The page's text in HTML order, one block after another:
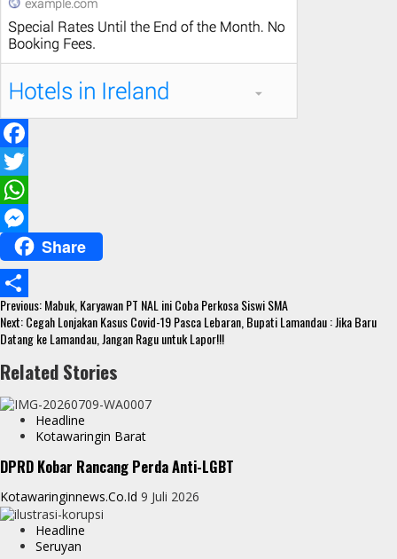
F
a
c
b
o
o
T
w
t
t
e
W
a
t
s
p
e
s
s
g
r
Share
S
h
a
r
Continue
Reading
Previous:Mabuk, Karyawan PT NAL ini Coba Perkosa Siswi SMA
Next:Cegah Lonjakan Kasus Covid-19 Pasca Lebaran, Bupati Lamandau : Jika Baru
Datang ke Lamandau, Jangan Ragu untuk Lapor!!!
Related Stories
Headline
Kotawaringin Barat
DPRD Kobar Rancang Perda Anti-LGBT
Kotawaringinnews.co.id 9 Juli 2026
Headline
Seruyan